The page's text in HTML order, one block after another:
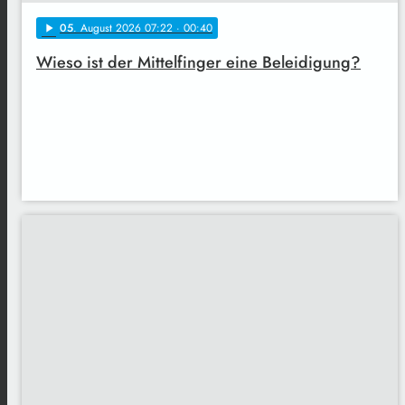
play_arrow 05. August 2026 07:22 · 00:40
Wieso ist der Mittelfinger eine Beleidigung?